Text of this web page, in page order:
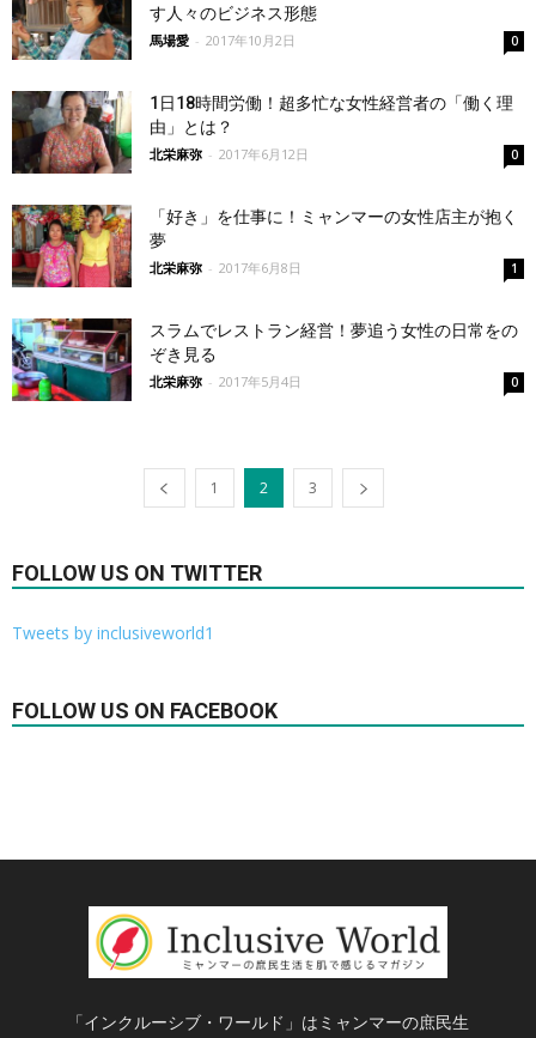
す人々のビジネス形態
馬場愛 - 2017年10月2日 0
1日18時間労働！超多忙な女性経営者の「働く理
由」とは？
北栄麻弥 - 2017年6月12日 0
「好き」を仕事に！ミャンマーの女性店主が抱く
夢
北栄麻弥 - 2017年6月8日 1
スラムでレストラン経営！夢追う女性の日常をの
ぞき見る
北栄麻弥 - 2017年5月4日 0
1 2 3
FOLLOW US ON TWITTER
Tweets by inclusiveworld1
FOLLOW US ON FACEBOOK
「インクルーシブ・ワールド」はミャンマーの庶民生